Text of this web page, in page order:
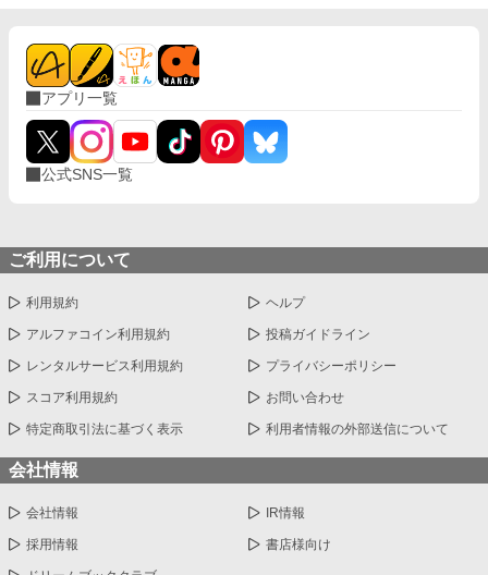
アプリ一覧
公式SNS一覧
ご利用について
利用規約 ヘルプ
アルファコイン利用規約 投稿ガイドライン
レンタルサービス利用規約 プライバシーポリシー
スコア利用規約 お問い合わせ
特定商取引法に基づく表示 利用者情報の外部送信について
会社情報
会社情報 IR情報
採用情報 書店様向け